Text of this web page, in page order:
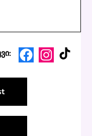
Facebook